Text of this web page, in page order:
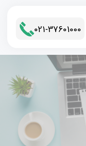
021-37601000​​​​​​​